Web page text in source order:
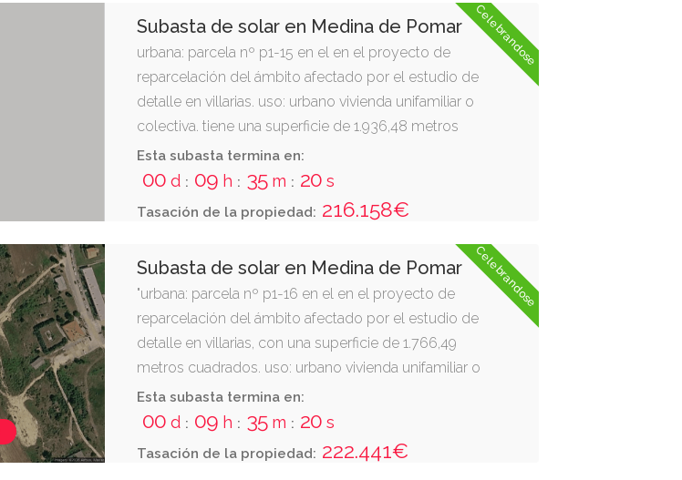
Celebrandose
Subasta de solar en Medina de Pomar
urbana: parcela nº p1-15 en el en el proyecto de
reparcelación del ámbito afectado por el estudio de
detalle en villarias. uso: urbano vivienda unifamiliar o
colectiva. tiene una superficie de 1.936,48 metros
cuadrados. linda: norte, eqp-32; sur, elpr-24, elp-29
(plaza) y vial v; este, elp-29 (plaza); y oeste, eqp-32 y
Esta subasta termina en:
00 d : 09 h : 35 m : 19 s
Tasación de la propiedad: 216.158€
Celebrandose
Subasta de solar en Medina de Pomar
"urbana: parcela nº p1-16 en el en el proyecto de
reparcelación del ámbito afectado por el estudio de
detalle en villarias, con una superficie de 1.766,49
metros cuadrados. uso: urbano vivienda unifamiliar o
colectiva. linda: norte, vial v; sur, elpr-25, elpr-30 y eqpr-
22; este, elpr-25, eqpr-22 y p1-13; y oeste, vial v."
Esta subasta termina en:
00 d : 09 h : 35 m : 19 s
Tasación de la propiedad: 222.441€